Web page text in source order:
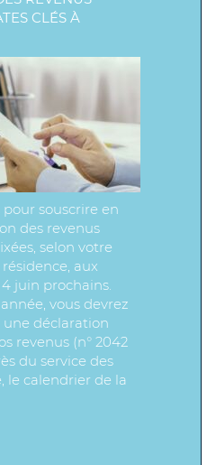
CLÉS À
souscrire en
des revenus
selon votre
aux
juin prochains.
vous devrez
déclaration
revenus (n° 2042
du service des
le calendrier de la